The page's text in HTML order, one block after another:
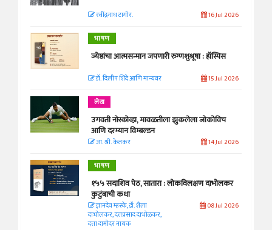
रवींद्रनाथ टागोर. 16 Jul 2026
भाषण
ज्येष्ठांचा आत्मसन्मान जपणारी रुग्णशुश्रूषा : हॉस्पिस
डॉ. दिलीप शिंदे आणि मान्यवर 15 Jul 2026
लेख
उगवती नोस्कोव्हा, मावळतीला झुकलेला जोकोविच
आणि दरम्यान विम्बल्डन
आ. श्री. केतकर 14 Jul 2026
भाषण
१५५ सदाशिव पेठ, सातारा : लोकविलक्षण दाभोलकर
कुटुंबाची कथा
ज्ञानदेव म्हस्के, डॉ. शैला
दाभोलकर, दत्तप्रसाद दाभोळकर,
दत्ता दामोदर नायक
08 Jul 2026